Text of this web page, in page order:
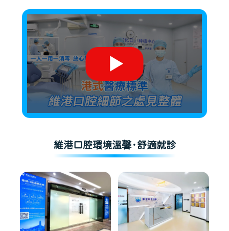
維港口腔環境溫馨·舒適就診